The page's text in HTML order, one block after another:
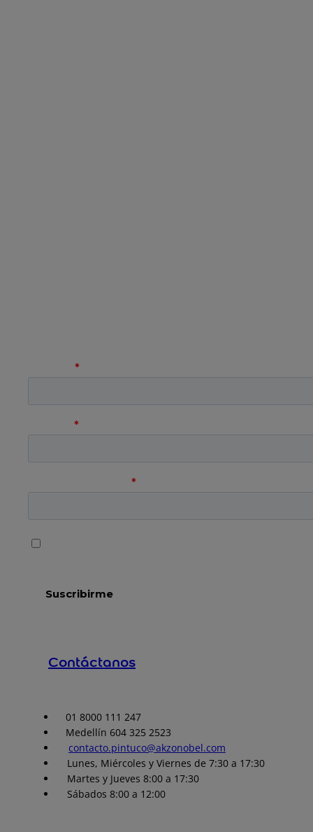
Contáctanos
01 8000 111 247
Medellín 604 325 2523
contacto.pintuco@akzonobel.com
Lunes, Miércoles y Viernes de 7:30 a 17:30
Martes y Jueves 8:00 a 17:30
Sábados 8:00 a 12:00